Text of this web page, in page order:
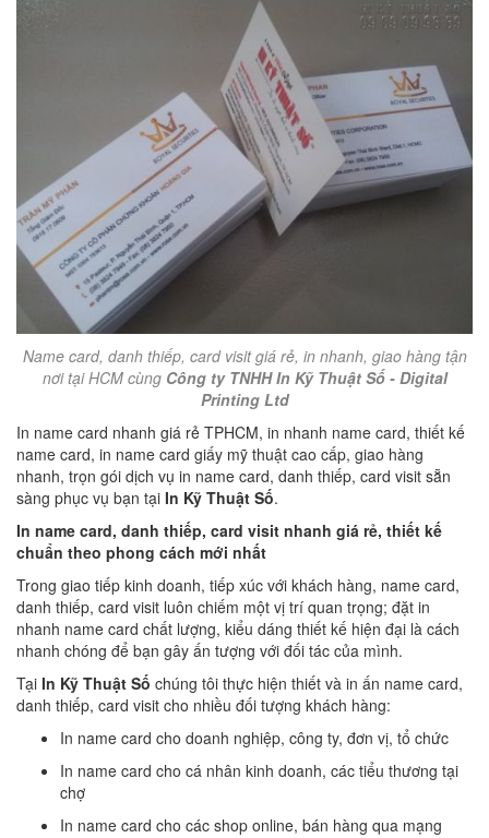
Name card, danh thiếp, card visit giá rẻ, in nhanh, giao hàng tận
nơi tại HCM cùng Công ty TNHH In Kỹ Thuật Số - Digital
Printing Ltd
In name card nhanh giá rẻ TPHCM, in nhanh name card, thiết kế
name card, in name card giấy mỹ thuật cao cấp, giao hàng
nhanh, trọn gói dịch vụ in name card, danh thiếp, card visit sẵn
sàng phục vụ bạn tại In Kỹ Thuật Số.
In name card, danh thiếp, card visit nhanh giá rẻ, thiết kế
chuẩn theo phong cách mới nhất
Trong giao tiếp kinh doanh, tiếp xúc với khách hàng, name card,
danh thiếp, card visit luôn chiếm một vị trí quan trọng; đặt in
nhanh name card chất lượng, kiểu dáng thiết kế hiện đại là cách
nhanh chóng để bạn gây ấn tượng với đối tác của mình.
Tại In Kỹ Thuật Số chúng tôi thực hiện thiết và in ấn name card,
danh thiếp, card visit cho nhiều đối tượng khách hàng:
In name card cho doanh nghiệp, công ty, đơn vị, tổ chức
In name card cho cá nhân kinh doanh, các tiểu thương tại
chợ
In name card cho các shop online, bán hàng qua mạng